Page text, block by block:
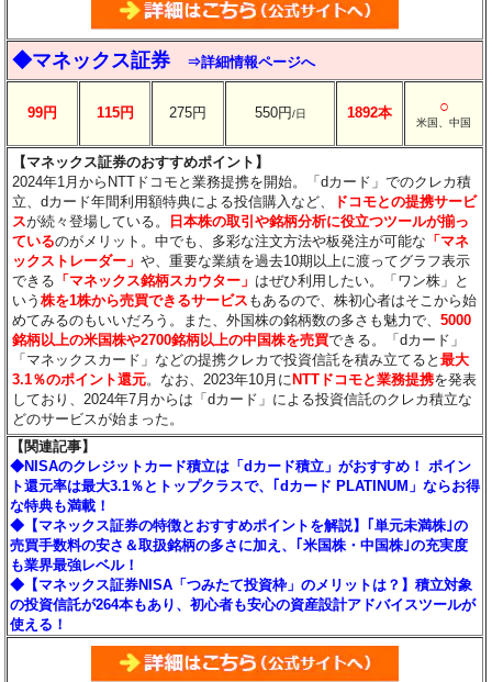
◆マネックス証券 ⇒詳細情報ページへ
99円 115円 275円 550円/日 1892本 ○
米国、中国
【マネックス証券のおすすめポイント】
2024年1月からNTTドコモと業務提携を開始。「dカード」でのクレカ積
立、dカード年間利用額特典による投信購入など、
ドコモとの提携サービ
スが続々登場している。
日本株の取引や銘柄分析に役立つツールが揃っ
ているのがメリット。中でも、多彩な注文方法や板発注が可能な 「マネ
ックストレーダー」や、重要な業績を過去10期以上に渡ってグラフ表示
できる 「マネックス銘柄スカウター」 はぜひ利用したい。「ワン株」と
いう株を1株から売買できるサービス もあるので、株初心者はそこから始
めてみるのもいいだろう。また、外国株の銘柄数の多さも魅力で、5000
銘柄以上の米国株や2700銘柄以上の中国株を売買できる。「dカード」
「マネックスカード」などの提携クレカで投資信託を積み立てると最大
3.1％のポイント還元。なお、2023年10月に NTTドコモと業務提携を発表
しており、2024年7月からは「dカード」による投資信託のクレカ積立な
どのサービスが始まった。
【関連記事】
◆NISAのクレジットカード積立は「dカード積立」がおすすめ！ ポイン
ト還元率は最大3.1％とトップクラスで、｢dカード PLATINUM」ならお得
な特典も満載！
◆【マネックス証券の特徴とおすすめポイントを解説】｢単元未満株｣の
売買手数料の安さ＆取扱銘柄の多さに加え、｢米国株・中国株｣の充実度
も業界最強レベル！
◆【マネックス証券NISA「つみたて投資枠」のメリットは？】積立対象
の投資信託が264本もあり、初心者も安心の資産設計アドバイスツールが
使える！